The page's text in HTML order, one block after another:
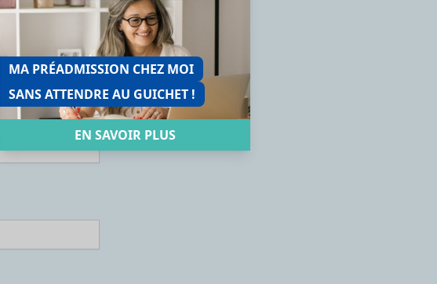
MA PRÉADMISSION CHEZ MOI
SANS ATTENDRE AU GUICHET !
EN SAVOIR PLUS
vous
de